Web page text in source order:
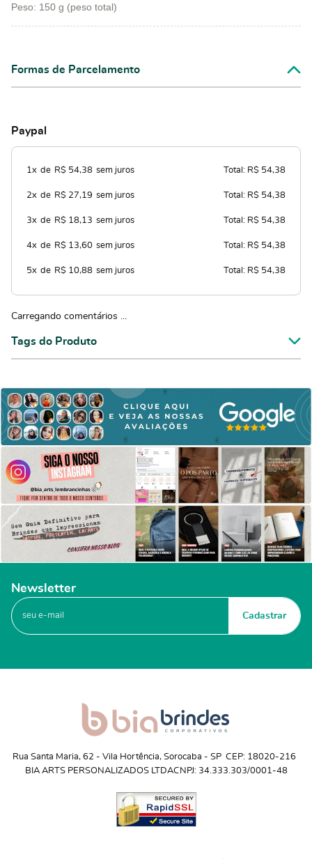
Peso: 150 g (peso total)
Formas de Parcelamento
Paypal
1x de R$ 54,38 sem juros Total: R$ 54,38
2x de R$ 27,19 sem juros Total: R$ 54,38
3x de R$ 18,13 sem juros Total: R$ 54,38
4x de R$ 13,60 sem juros Total: R$ 54,38
5x de R$ 10,88 sem juros Total: R$ 54,38
Carregando comentários ...
Tags do Produto
Newsletter
Cadastrar
Rua Santa Maria, 62 - Vila Hortência, Sorocaba - SP CEP: 18020-216
BIA ARTS PERSONALIZADOS LTDACNPJ: 34.333.303/0001-48